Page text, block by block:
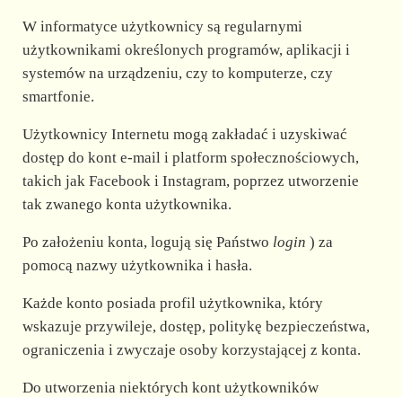
W informatyce użytkownicy są regularnymi
użytkownikami określonych programów, aplikacji i
systemów na urządzeniu, czy to komputerze, czy
smartfonie.
Użytkownicy Internetu mogą zakładać i uzyskiwać
dostęp do kont e-mail i platform społecznościowych,
takich jak Facebook i Instagram, poprzez utworzenie
tak zwanego konta użytkownika.
Po założeniu konta, logują się Państwo login ) za
pomocą nazwy użytkownika i hasła.
Każde konto posiada profil użytkownika, który
wskazuje przywileje, dostęp, politykę bezpieczeństwa,
ograniczenia i zwyczaje osoby korzystającej z konta.
Do utworzenia niektórych kont użytkowników